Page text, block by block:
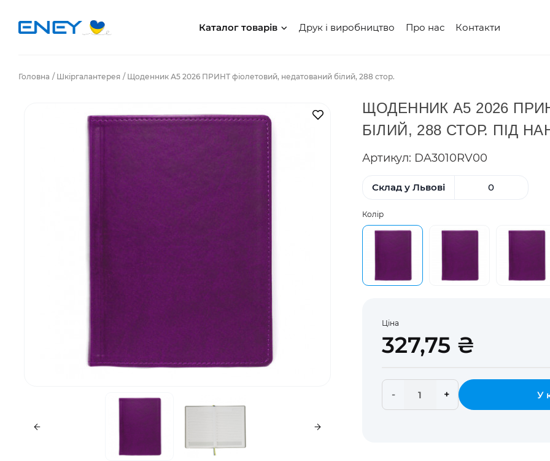
Каталог товарів Друк і виробництво Про нас Контакти
Головна Шкіргалантерея Щоденник А5 2026 ПРИНТ фіолетовий, недатований білий, 288 стор.
В закладкиЩОДЕННИК А5 2026
БІЛИЙ, 288 СТОР. ПІД
Артикул: DA3010RV00
Склад у Львові 0
Колір
Ціна
327,75 ₴
- + У